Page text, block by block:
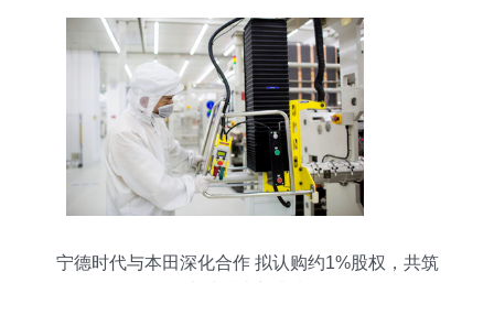
宁德时代与本田深化合作 拟认购约1%股权，共筑